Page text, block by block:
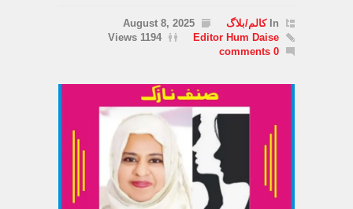
In کالم/بلاگ
August 8, 2025
Editor Hum Daise
1194 Views
0 comments